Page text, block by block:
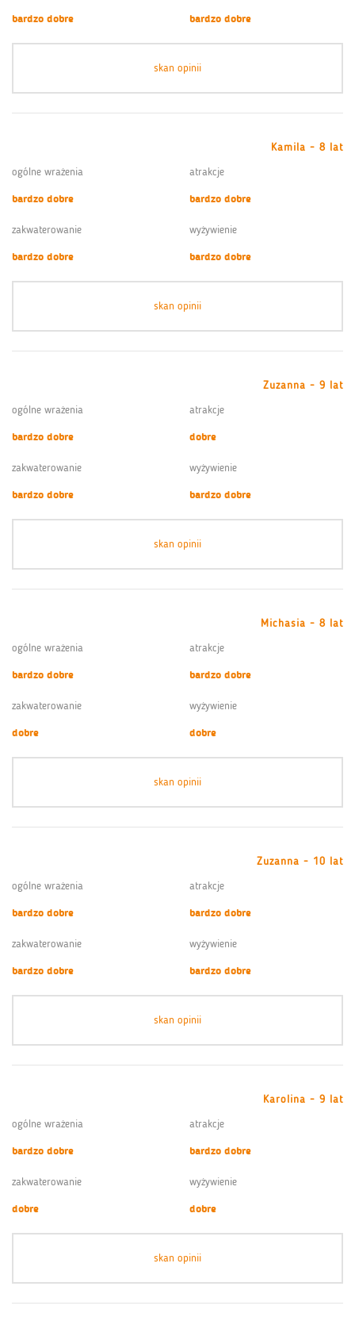
bardzo dobre bardzo dobre
skan opinii
Kamila - 8 lat
ogólne wrażenia
bardzo dobre
atrakcje
bardzo dobre
zakwaterowanie
bardzo dobre
wyżywienie
bardzo dobre
skan opinii
Zuzanna - 9 lat
ogólne wrażenia
bardzo dobre
atrakcje
dobre
zakwaterowanie
bardzo dobre
wyżywienie
bardzo dobre
skan opinii
Michasia - 8 lat
ogólne wrażenia
bardzo dobre
atrakcje
bardzo dobre
zakwaterowanie
dobre
wyżywienie
dobre
skan opinii
Zuzanna - 10 lat
ogólne wrażenia
bardzo dobre
atrakcje
bardzo dobre
zakwaterowanie
bardzo dobre
wyżywienie
bardzo dobre
skan opinii
Karolina - 9 lat
ogólne wrażenia
bardzo dobre
atrakcje
bardzo dobre
zakwaterowanie
dobre
wyżywienie
dobre
skan opinii